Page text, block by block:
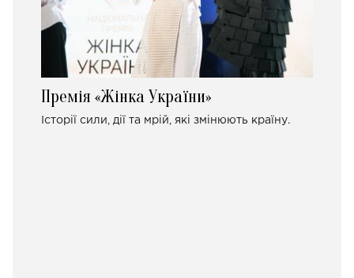
Премія «Жінка України»
Історії сили, дії та мрій, які змінюють країну.